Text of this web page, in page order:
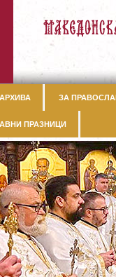
АРХИВА ЗА
ПРАЗНИЦИ